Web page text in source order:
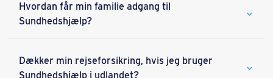
Hvordan får min familie adgang til
Sundhedshjælp?
Dækker min rejseforsikring, hvis jeg bruger
Sundhedshjælp i udlandet?